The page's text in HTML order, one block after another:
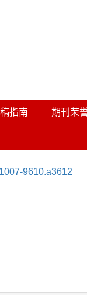
指南 期刊荣
9610.a3612